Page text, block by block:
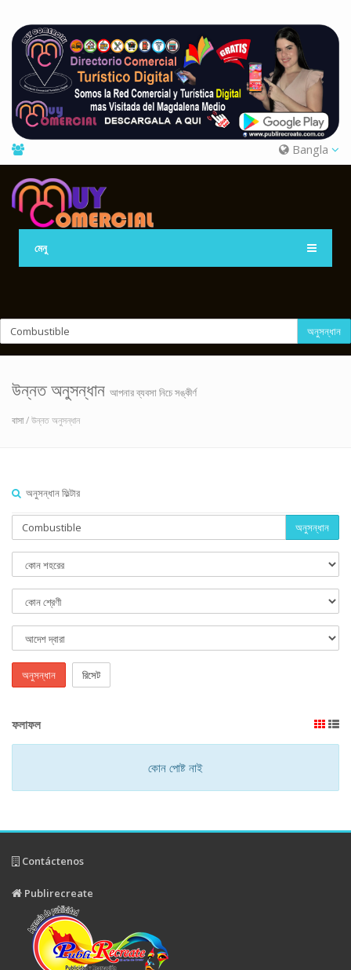
Bangla
মেনু
অনুসন্ধান
উন্নত অনুসন্ধান আপনার ব্যবসা নিচে সঙ্কীর্ণ
বাসা/ উন্নত অনুসন্ধান
অনুসন্ধান ফিল্টার
অনুসন্ধান
অনুসন্ধান রিসেট
ফলাফল
কোন পোষ্ট নাই
Contáctenos
Publirecreate